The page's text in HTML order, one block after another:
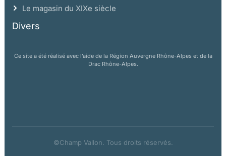
Le magasin du XIXe siècle
Divers
Ce site a été réalisé avec l’aide de la Région Auvergne Rhône-Alpes et de la
Drac Rhône-Alpes.
©Champ Vallon. Tous droits réservés.